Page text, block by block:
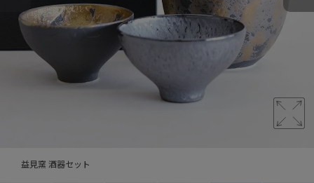
益見窯 酒器セット